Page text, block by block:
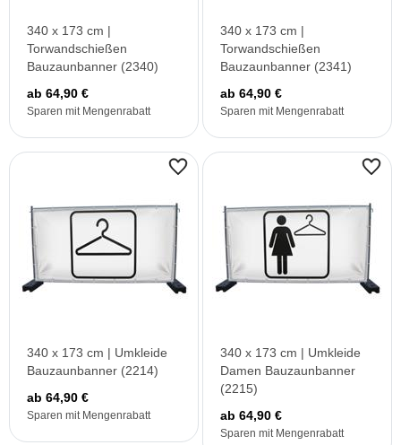
340 x 173 cm |
Torwandschießen
Bauzaunbanner (2340)
ab 64,90 €
Sparen mit Mengenrabatt
340 x 173 cm |
Torwandschießen
Bauzaunbanner (2341)
ab 64,90 €
Sparen mit Mengenrabatt
340 x 173 cm | Umkleide
Bauzaunbanner (2214)
ab 64,90 €
Sparen mit Mengenrabatt
340 x 173 cm | Umkleide
Damen Bauzaunbanner
(2215)
ab 64,90 €
Sparen mit Mengenrabatt